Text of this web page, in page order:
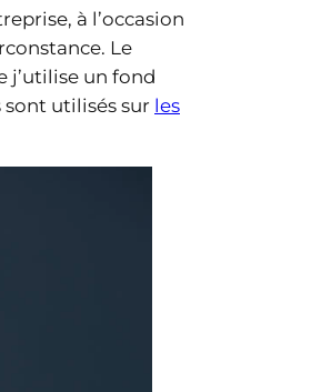
à l’occasion
Le
j’utilise un fond
sont utilisés sur les